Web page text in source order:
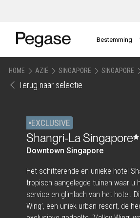
Bestemming
HOME AZIË SINGAPORE SINGAPORE
Terug naar selectie
EXCLUSIVE
Shangri-La Singapore
Downtown Singapore
Het schitterende en unieke hotel
tropisch aangelegde tuinen waar u
service en glimlach van het hotel.
Wing’, een uniek urban resort, de